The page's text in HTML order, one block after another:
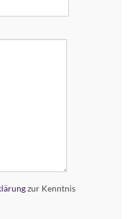
zur Kenntnis